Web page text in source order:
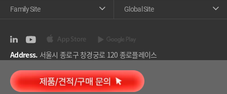
Family Site Global Site
Address. 서울시 종로구 창경궁로 120 종로플레이스
Tel.02-2220-9500 (9501) Fax.02-2232-3179
COPYRIGHT (C)2023DAESANG ALL RIGHTS RESERVED.